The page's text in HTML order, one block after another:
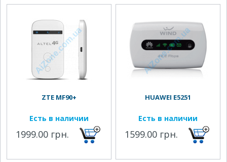
ZTE MF90+
Есть в наличии
1999.00 грн.
HUAWEI E5251
Есть в наличии
1599.00 грн.